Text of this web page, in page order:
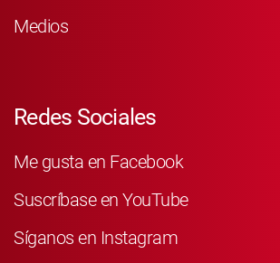
Medios
Redes Sociales
Me gusta en Facebook
Suscríbase en YouTube
Síganos en Instagram